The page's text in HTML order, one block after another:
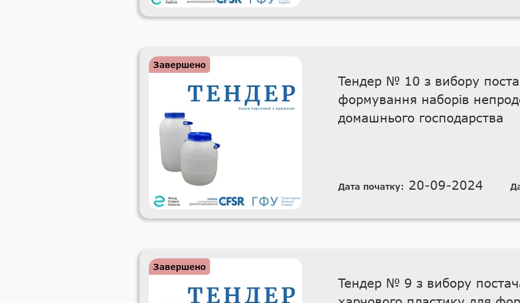
Завершено
Тендер № 10 з вибору
формування наборів
домашнього господарства
Дата початку: 20-09-2024
Завершено
Тендер № 9 з вибору